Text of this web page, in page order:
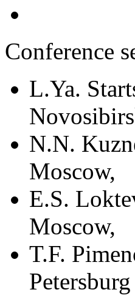
Conference
L.Ya.
N.N.
Moscow,
E.S.
Moscow,
T.F.
Petersburg